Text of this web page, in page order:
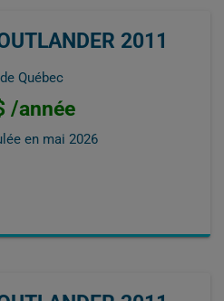
2011
Québec
/année
en mai 2026